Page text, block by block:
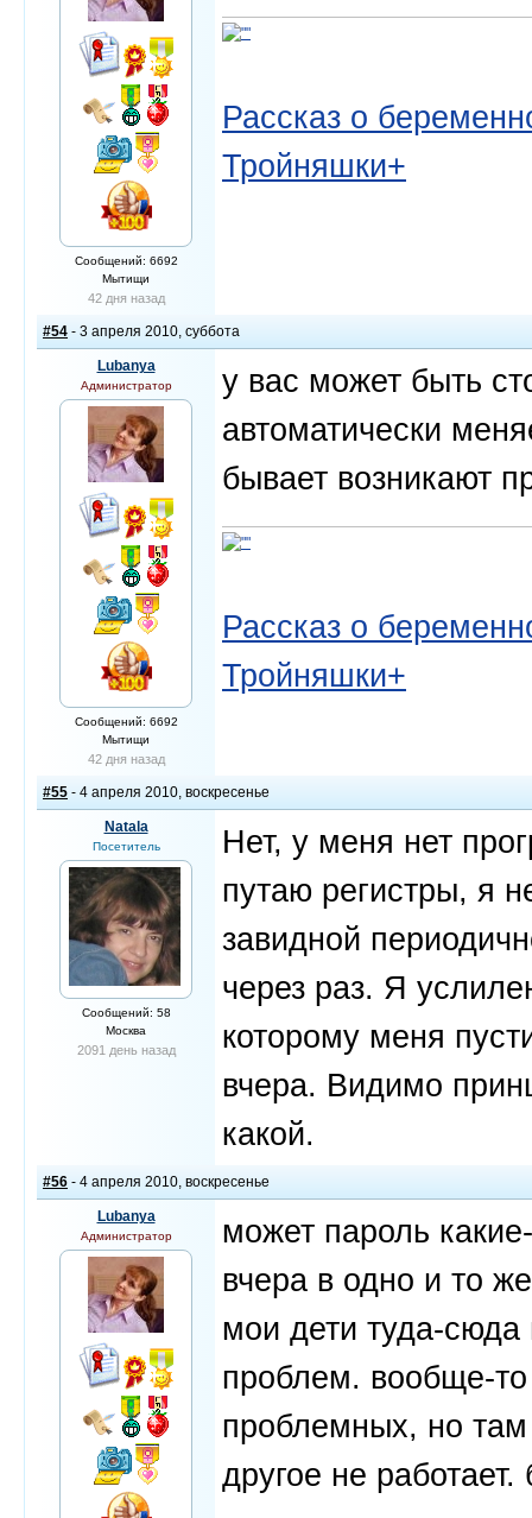
Сообщений: 6692
Мытищи
42 дня назад
Рассказ о
Тройняшки+
#54 - 3 апреля 2010, суббота
Lubanya
Администратор
Сообщений: 6692
Мытищи
42 дня назад
у вас может быть
автоматически
бывает возникают
Рассказ о
Тройняшки+
#55 - 4 апреля 2010, воскресенье
Natala
Посетитель
Сообщений: 58
Москва
2091 день назад
Нет, у меня нет
путаю регистры, я
завидной
через раз. Я
которому меня
вчера. Видимо
какой.
#56 - 4 апреля 2010, воскресенье
Lubanya
Администратор
может пароль
вчера в одно и то
мои дети туда-
проблем. вообще-то
проблемных, но
другое не